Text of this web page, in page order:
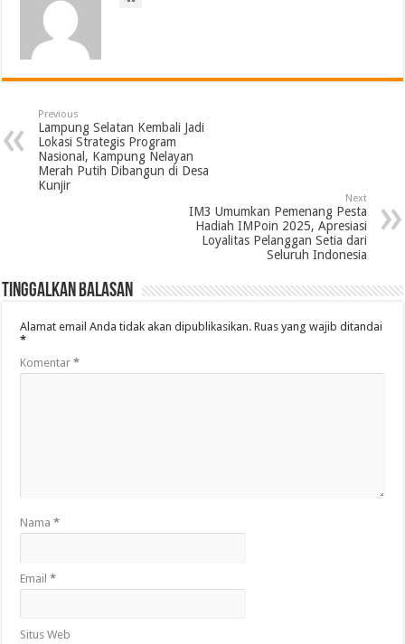
Previous
Lampung Selatan Kembali Jadi
Lokasi Strategis Program
Nasional, Kampung Nelayan
Merah Putih Dibangun di Desa
Kunjir
Next
IM3 Umumkan Pemenang Pesta
Hadiah IMPoin 2025, Apresiasi
Loyalitas Pelanggan Setia dari
Seluruh Indonesia
Tinggalkan Balasan
Alamat email Anda tidak akan dipublikasikan. Ruas yang wajib ditandai
*
Komentar*
Nama*
Email*
Situs Web